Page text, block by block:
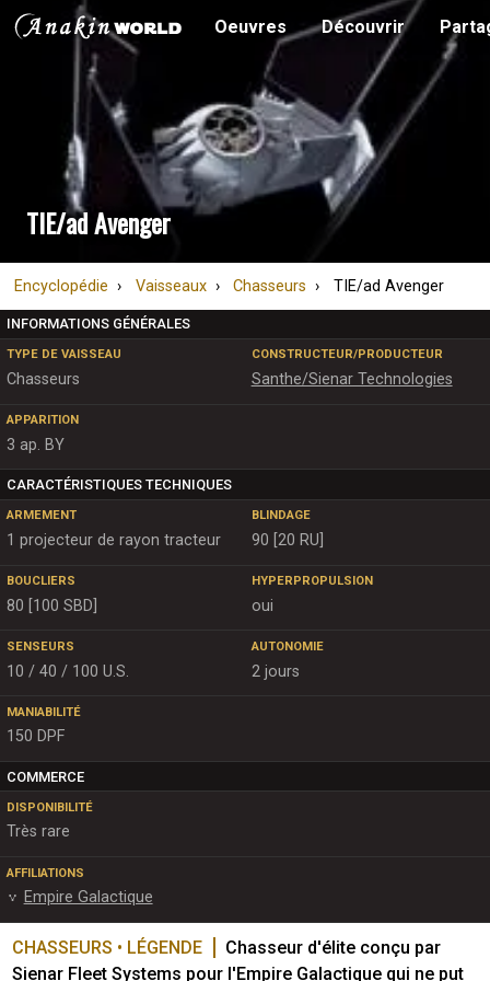
Oeuvres Découvrir
TIE/ad Avenger
Encyclopédie Vaisseaux Chasseurs TIE/ad Avenger
INFORMATIONS GÉNÉRALES
TYPE DE VAISSEAU
Chasseurs
CONSTRUCTEUR/PRODUCTEUR
Santhe/Sienar Technologies
APPARITION
3 ap. BY
CARACTÉRISTIQUES TECHNIQUES
ARMEMENT
1 projecteur de rayon tracteur
BLINDAGE
90 [20 RU]
BOUCLIERS
80 [100 SBD]
HYPERPROPULSION
oui
SENSEURS
10 / 40 / 100 U.S.
AUTONOMIE
2 jours
MANIABILITÉ
150 DPF
COMMERCE
DISPONIBILITÉ
Très rare
AFFILIATIONS
Empire Galactique
CHASSEURS • LÉGENDE
Chasseur d'élite conçu par
Sienar Fleet Systems pour l'Empire Galactique qui ne put